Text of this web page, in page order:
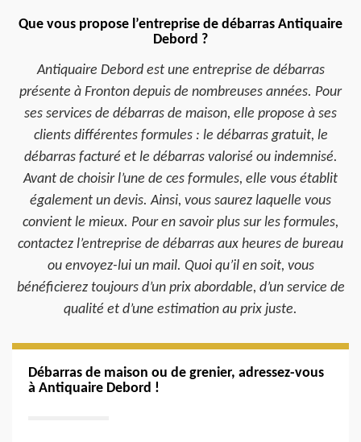
Que vous propose l’entreprise de débarras Antiquaire
Debord ?
Antiquaire Debord est une entreprise de débarras
présente à Fronton depuis de nombreuses années. Pour
ses services de débarras de maison, elle propose à ses
clients différentes formules : le débarras gratuit, le
débarras facturé et le débarras valorisé ou indemnisé.
Avant de choisir l’une de ces formules, elle vous établit
également un devis. Ainsi, vous saurez laquelle vous
convient le mieux. Pour en savoir plus sur les formules,
contactez l’entreprise de débarras aux heures de bureau
ou envoyez-lui un mail. Quoi qu’il en soit, vous
bénéficierez toujours d’un prix abordable, d’un service de
qualité et d’une estimation au prix juste.
Débarras de maison ou de grenier, adressez-vous
à Antiquaire Debord !